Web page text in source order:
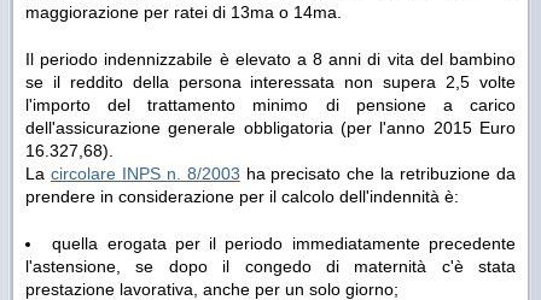
maggiorazione per ratei di 13ma o 14ma.
Il periodo indennizzabile è elevato a 8 anni di vita del bambino
se il reddito della persona interessata non supera 2,5 volte
l'importo del trattamento minimo di pensione a carico
dell'assicurazione generale obbligatoria (per l'anno 2015 Euro
16.327,68).
La circolare INPS n. 8/2003 ha precisato che la retribuzione da
prendere in considerazione per il calcolo dell'indennità è:
quella erogata per il periodo immediatamente precedente
l'astensione, se dopo il congedo di maternità c'è stata
prestazione lavorativa, anche per un solo giorno;